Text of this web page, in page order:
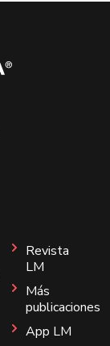
Revista
LM
Más
publicaciones
App LM